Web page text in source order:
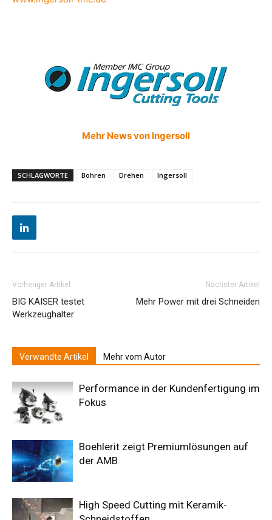
Mehr News von Ingersoll
SCHLAGWORTE Bohren Drehen Ingersoll
Vorheriger Artikel
BIG KAISER testet
Werkzeughalter
Nächster Artikel
Mehr Power mit drei Schneiden
Verwandte Artikel Mehr vom Autor
Performance in der Kundenfertigung im
Fokus
Boehlerit zeigt Premiumlösungen auf
der AMB
High Speed Cutting mit Keramik-